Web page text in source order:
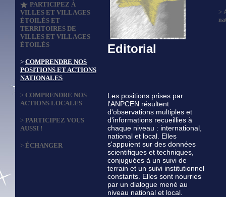
PARTICIPEZ À
VILLES ET VILLAGES
ÉTOILÉS ET
TERRITOIRES DE
VILLES ET VILLAGES
ÉTOILÉS
> COMPRENDRE NOS
POSITIONS ET ACTIONS
NATIONALES
> COMPRENDRE NOS
ACTIONS LOCALES
> PARTICIPEZ VOUS
AUSSI !
> ÉCHANGER
Editorial
Les positions prises par
l'ANPCEN résultent
d'observations multiples et
d'informations recueillies à
chaque niveau : international,
national et local. Elles
s'appuient sur des données
scientifiques et techniques,
conjuguées à un suivi de
terrain et un suivi institutionnel
constants. Elles sont nourries
par un dialogue mené au
niveau national et local.
>